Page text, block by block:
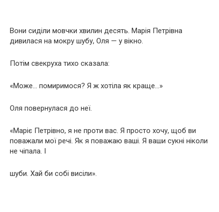
Вони сиділи мовчки хвилин десять. Марія Петрівна
дивилася на мокру шубу, Оля — у вікно.
Потім свекруха тихо сказала:
«Може… помиримося? Я ж хотіла як краще…»
Оля повернулася до неї.
«Маріє Петрівно, я не проти вас. Я просто хочу, щоб ви
поважали мої речі. Як я поважаю ваші. Я ваши сукні ніколи
не чіпала. І
шуби. Хай би собі висіли».